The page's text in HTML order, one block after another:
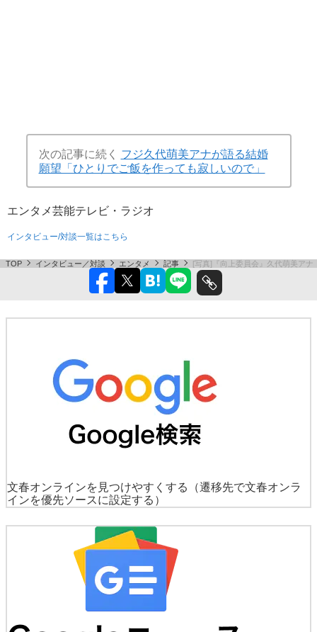
次の記事に続く
フジ久代萌美アナが語る結婚
願望「ひとりでご飯を作っても寂しいので」
エンタメ芸能テレビ・ラジオ
インタビュー/対談一覧はこちら
TOP インタビュー／対談 エンタメ 記事 [写真]『向上委員会』久代萌美ア
文春オンラインを見つけやすくする
（遷移先で文春オンラ
インを優先ソースに設定する）